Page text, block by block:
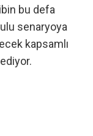
bu defa
senaryoya
kapsamlı